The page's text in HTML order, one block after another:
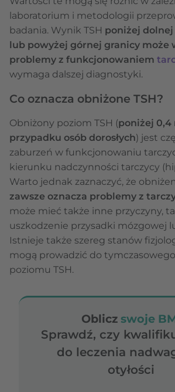
laboratorium i metodologii
badania. Wynik TSH poniżej
lub powyżej górnej granicy może
problemy z funkcjonowaniem
wymaga dalszej diagnostyki.
Co oznacza obniżone TSH?
Obniżony poziom TSH (poniżej 0,4
przypadku osób dorosłych) jest
zaburzeń w funkcjonowaniu
kierunku nadczynności tarczycy
Warto jednak zaznaczyć, że
zawsze oznacza problemy z
może mieć także inne przyczyny,
uszkodzenie przysadki mózgowej
Istnieje także szereg stanów
mogą prowadzić do
poziomu TSH.
Oblicz swoje
Sprawdź, czy
do leczenia
otyłości